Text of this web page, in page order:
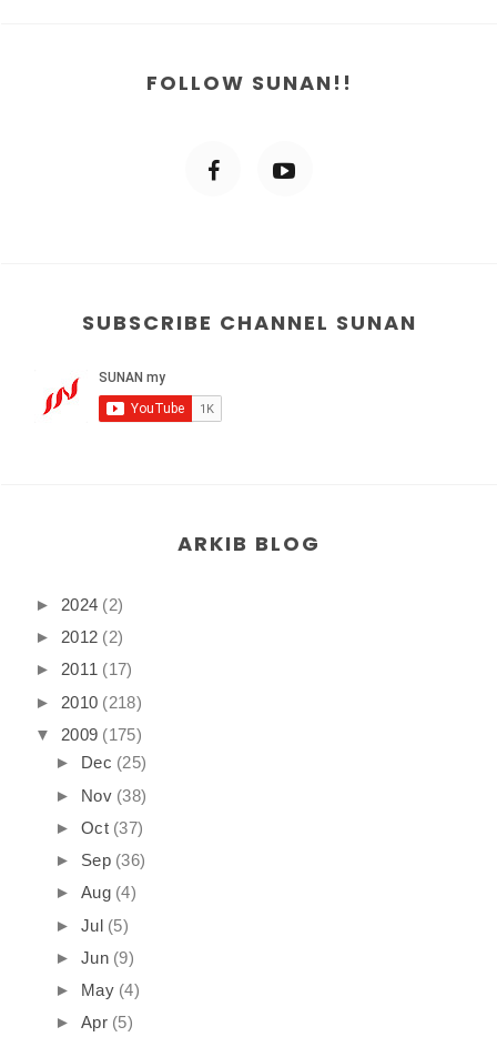
FOLLOW SUNAN!!
SUBSCRIBE CHANNEL SUNAN
ARKIB BLOG
► 2024 (2)
► 2012 (2)
► 2011 (17)
► 2010 (218)
▼ 2009 (175)
► Dec (25)
► Nov (38)
► Oct (37)
► Sep (36)
► Aug (4)
► Jul (5)
► Jun (9)
► May (4)
► Apr (5)